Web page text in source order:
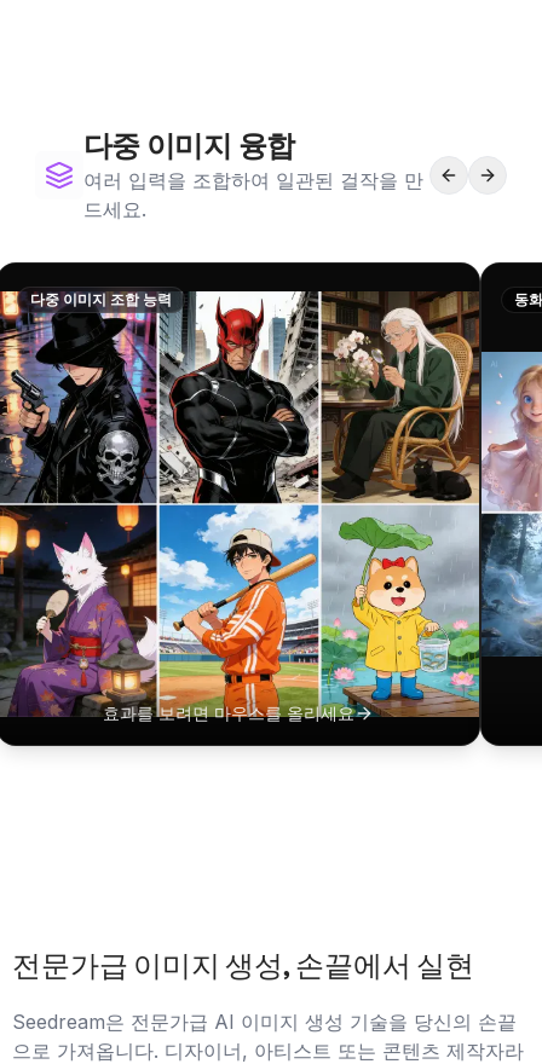
다중 이미지 융합
여러 입력을 조합하여 일관된 걸작을 만
드세요.
다중 이미지 조합 능력
효과를 보려면 마우스를 올리세요
동
전문가급 이미지 생성, 손끝에서 실현
Seedream은 전문가급 AI 이미지 생성 기술을 당신의 손끝
으로 가져옵니다. 디자이너, 아티스트 또는 콘텐츠 제작자라